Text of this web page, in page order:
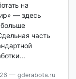
на
— здесь
больше
часть
— gderabota.ru